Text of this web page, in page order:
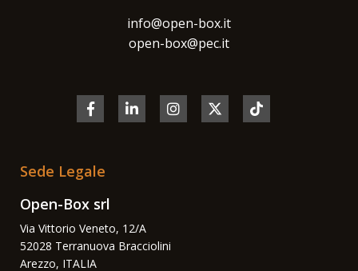
info@open-box.it
open-box@pec.it
Sede Legale
Open-Box srl
Via Vittorio Veneto, 12/A
52028 Terranuova Bracciolini
Arezzo, ITALIA